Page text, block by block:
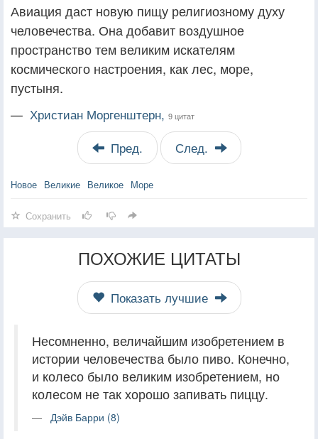
Авиация даст новую пищу религиозному духу
человечества. Она добавит воздушное
пространство тем великим искателям
космического настроения, как лес, море,
пустыня.
— Христиан Моргенштерн, 9 цитат
Пред. След.
Новое Великие Великое Море
Сохранить
ПОХОЖИЕ ЦИТАТЫ
Показать лучшие
Несомненно, величайшим изобретением в
истории человечества было пиво. Конечно,
и колесо было великим изобретением, но
колесом не так хорошо запивать пиццу.
Дэйв Барри (8)